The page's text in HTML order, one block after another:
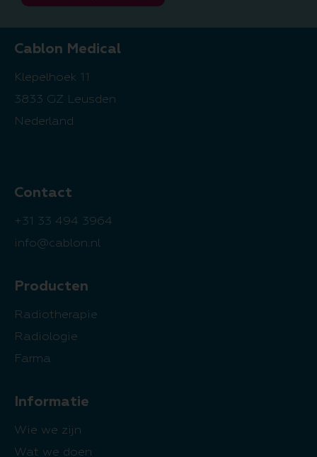
Cablon Medical
Klepelhoek 11
3833 GZ Leusden
Nederland
Contact
+31 33 494 3964
info@cablon.nl
Producten
Radiotherapie
Radiologie
Farma
Informatie
Wie we zijn
Wat we doen